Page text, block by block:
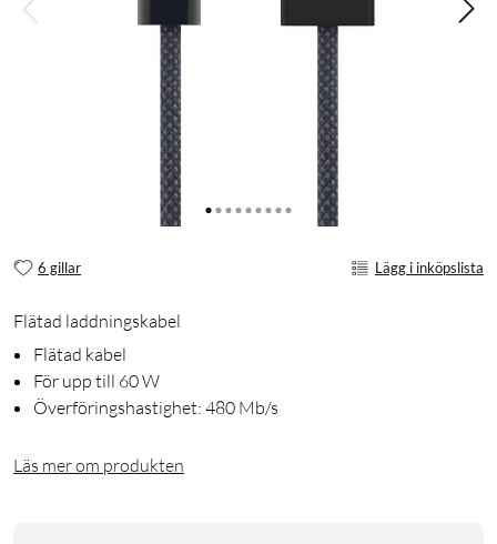
6 gillar Lägg i inköpslista
Flätad laddningskabel
Flätad kabel
För upp till 60 W
Överföringshastighet: 480 Mb/s
Läs mer om produkten